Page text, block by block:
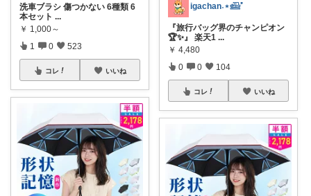
洗車ブラシ 傷つかない 6種類 6
本セット ...
￥ 1,000～
1 0 523
コレ いいね
igachan˖⋆𓊝ﾟ
『旅行バッグ界のチャンピオン
🏆✨』 楽天1 ...
￥ 4,480
0 0 104
コレ いいね